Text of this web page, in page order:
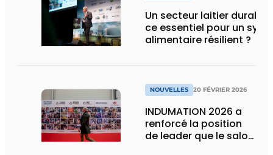
Un secteur laitier
ce essentiel pour un
alimentaire résilient ?
NOUVELLES 20 FÉVRIER 2026
INDUMATION 2026 a
renforcé la position
de leader que le salon